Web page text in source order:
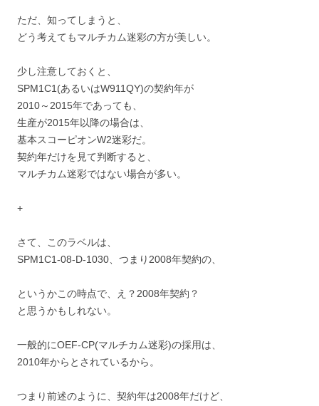
ただ、知ってしまうと、
どう考えてもマルチカム迷彩の方が美しい。
少し注意しておくと、
SPM1C1(あるいはW911QY)の契約年が
2010～2015年であっても、
生産が2015年以降の場合は、
基本スコーピオンW2迷彩だ。
契約年だけを見て判断すると、
マルチカム迷彩ではない場合が多い。
+
さて、このラベルは、
SPM1C1-08-D-1030、つまり2008年契約の、
というかこの時点で、え？2008年契約？
と思うかもしれない。
一般的にOEF-CP(マルチカム迷彩)の採用は、
2010年からとされているから。
つまり前述のように、契約年は2008年だけど、